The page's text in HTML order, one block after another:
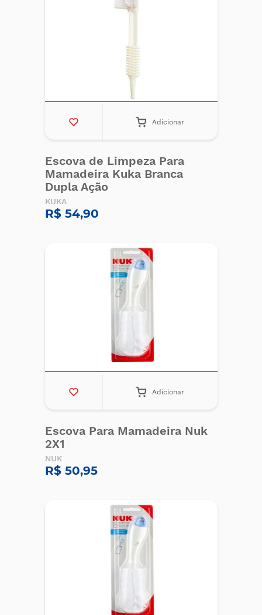
Adicionar
Escova de Limpeza Para
Mamadeira Kuka Branca
Dupla Ação
KUKA
R$ 54,90
Adicionar
Escova Para Mamadeira Nuk
2X1
NUK
R$ 50,95